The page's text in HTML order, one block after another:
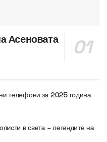
Асеновата
телефони за 2025 година
в света – легендите на